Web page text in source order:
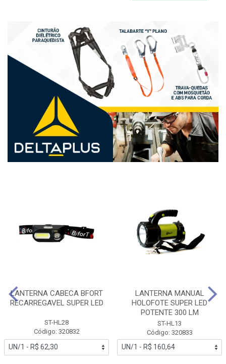
LANTERNA CABECA BFORT
RECARREGAVEL SUPER LED
ST-HL28
Código: 320832
LANTERNA MANUAL
HOLOFOTE SUPER LED
POTENTE 300 LM
ST-HL13
Código: 320833